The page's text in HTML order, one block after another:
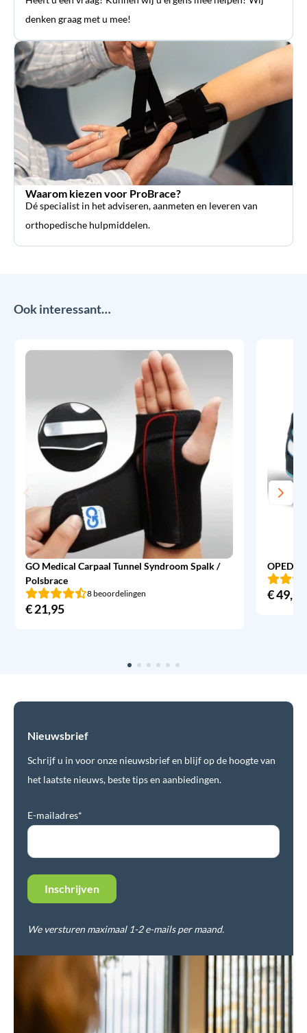
denken graag met u mee!
Waarom kiezen voor ProBrace?
Dé specialist in het adviseren, aanmeten en leveren van
orthopedische hulpmiddelen.
Ook interessant…
GO Medical Carpaal Tunnel Syndroom Spalk /
Polsbrace
8 beoordelingen
€21,95
OPED
€49,95
Nieuwsbrief
Schrijf u in voor onze nieuwsbrief en blijf op de hoogte van
het laatste nieuws, beste tips en aanbiedingen.
E-mailadres*
We versturen maximaal 1-2 e-mails per maand.